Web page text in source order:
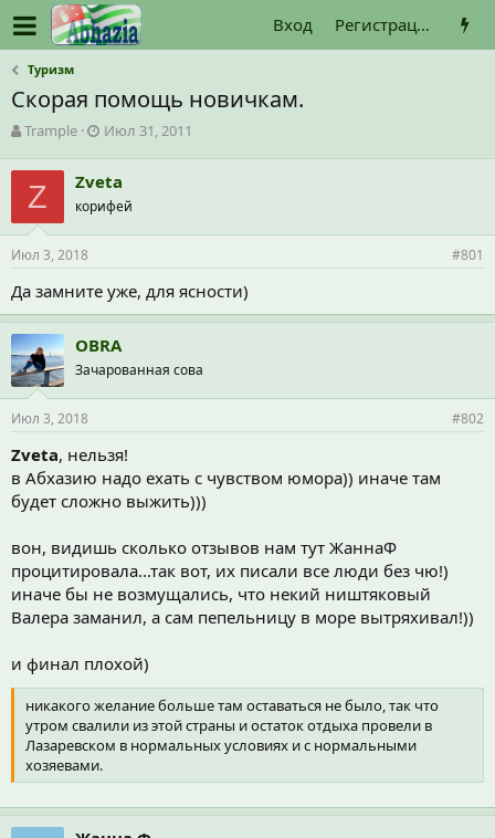
Вход Регистрация
Туризм
Скорая помощь новичкам.
А
т
о
р
т
е
м
ы
Trample
Д
а
н
а
л
а
Июл 31, 2011
Z Zveta
корифей
Июл 3, 2018 #801
Да замните уже, для ясности)
OBRA
Зачарованная сова
Июл 3, 2018 #802
Zveta, нельзя!
в Абхазию надо ехать с чувством юмора)) иначе там
будет сложно выжить)))
вон, видишь сколько отзывов нам тут ЖаннаФ
процитировала...так вот, их писали все люди без чю!)
иначе бы не возмущались, что некий ништяковый
Валера заманил, а сам пепельницу в море вытряхивал!))
и финал плохой)
никакого желание больше там оставаться не было, так что
утром свалили из этой страны и остаток отдыха провели в
Лазаревском в нормальных условиях и с нормальными
хозяевами.